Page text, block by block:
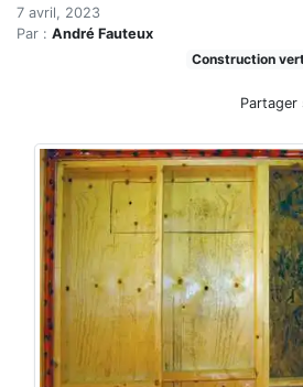
Accueil
Articles
Construction verte
Isolants et étanchéité : les
Isolants et
7 avril, 2023
Par : André Fauteux
Construction
Partager